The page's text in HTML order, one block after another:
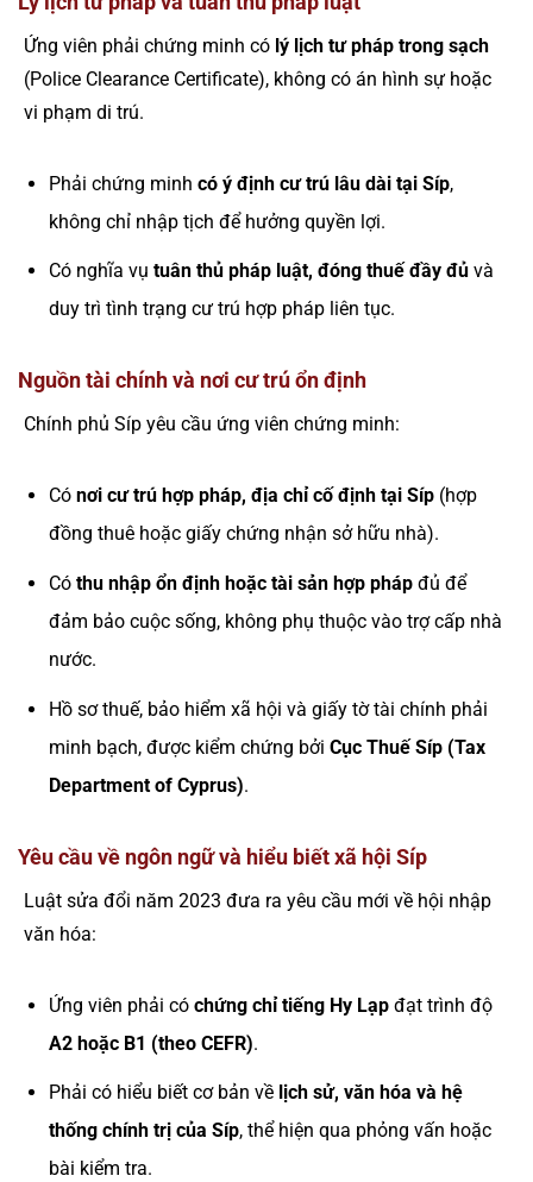
Ứng viên phải chứng minh có lý lịch tư pháp trong sạch
(Police Clearance Certificate), không có án hình sự hoặc
vi phạm di trú.
Phải chứng minh có ý định cư trú lâu dài tại Síp,
không chỉ nhập tịch để hưởng quyền lợi.
Có nghĩa vụ tuân thủ pháp luật, đóng thuế đầy đủvà
duy trì tình trạng cư trú hợp pháp liên tục.
Nguồn tài chính và nơi cư trú ổn định
Chính phủ Síp yêu cầu ứng viên chứng minh:
Có nơi cư trú hợp pháp, địa chỉ cố định tại Síp(hợp
đồng thuê hoặc giấy chứng nhận sở hữu nhà).
Có thu nhập ổn định hoặc tài sản hợp phápđủ để
đảm bảo cuộc sống, không phụ thuộc vào trợ cấp nhà
nước.
Hồ sơ thuế, bảo hiểm xã hội và giấy tờ tài chính phải
minh bạch, được kiểm chứng bởi Cục Thuế Síp (Tax
Department of Cyprus).
Yêu cầu về ngôn ngữ và hiểu biết xã hội Síp
Luật sửa đổi năm 2023 đưa ra yêu cầu mới về hội nhập
văn hóa:
Ứng viên phải có chứng chỉ tiếng Hy Lạpđạt trình độ
A2 hoặc B1 (theo CEFR).
Phải có hiểu biết cơ bản về lịch sử, văn hóa và hệ
thống chính trị của Síp, thể hiện qua phỏng vấn hoặc
bài kiểm tra.